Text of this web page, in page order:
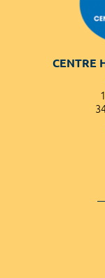
CENTRE